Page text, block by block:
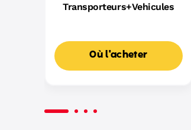
Transporteurs+Vehicules
Où l'acheter